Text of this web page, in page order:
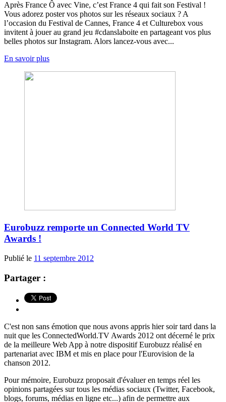
Après France Ô avec Vine, c’est France 4 qui fait son Festival !
Vous adorez poster vos photos sur les réseaux sociaux ? A
l’occasion du Festival de Cannes, France 4 et Culturebox vous
invitent à jouer au grand jeu #cdanslaboite en partageant vos plus
belles photos sur Instagram. Alors lancez-vous avec...
En savoir plus
Eurobuzz remporte un Connected World TV
Awards !
Publié le 11 septembre 2012
Partager :
C'est non sans émotion que nous avons appris hier soir tard dans la
nuit que les ConnectedWorld.TV Awards 2012 ont décerné le prix
de la meilleure Web App à notre dispositif Eurobuzz réalisé en
partenariat avec IBM et mis en place pour l'Eurovision de la
chanson 2012.
Pour mémoire, Eurobuzz proposait d'évaluer en temps réel les
opinions partagées sur tous les médias sociaux (Twitter, Facebook,
blogs, forums, médias en ligne etc...) afin de permettre aux